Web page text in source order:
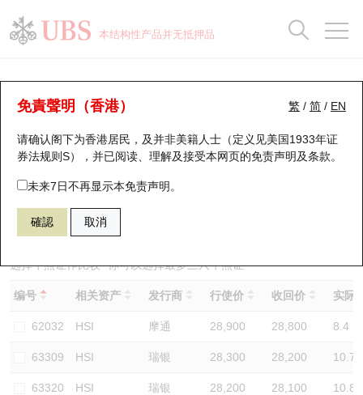
本结构性产品并无抵押品
繁 / 简 / EN
免責聲明（香港）
请确认阁下为香港居民，及并非美籍人士（定义见美国1933年证
券法规则S），并已阅读、理解及接受本网页的免责声明及条款。
未来7日不再显示本免责声明。
確認 取消
牛熊证分析仪
表现 街货统计 比较
54768 瑞银熊证 HSI 恒生指数
选择牛熊证作比较 *你可以选择最多三只牛熊证
编号 相关资产 发行商 行使价 收回价 实际
62032 HSI 摩通 28,900 28,800 8.4
63309 HSI 瑞银 28,300 28,200 10.7
63320 HSI 瑞银 28,200 28,100 10.8
瑞银认股证一览
新发行瑞银认股证
即将到期认股证
认股证到期结算价查找
认股证分析仪
认股证速算机
认股证/牛熊证日志
街货统计
比较
牛熊全景快搜
牛熊证搜寻
牛熊证街货分布图
正股牛熊证列表
新发行瑞银牛熊证
已收回牛熊证剩余价值
牛熊证到期结算价查找
街货统计
比较
十大升幅/跌幅
十大认股证成交分布
十天股证占大市成交
资金流
街货统计
三十大平均引伸波幅
正股分析仪
二十大活跃股份
恒指成份股
国指成份股
科指成份股
相关资产沽空
中资ETFs溢价比较
持股比重
显示所有持股比重
每月轮证大市专题
轮证专栏
讲座及教育短片
认股证投资者教育
牛熊证投资者教育
认股证牛熊证常问问题